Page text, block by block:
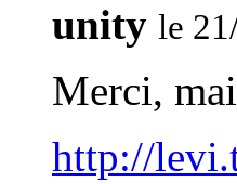
unity le
Merci,
http://